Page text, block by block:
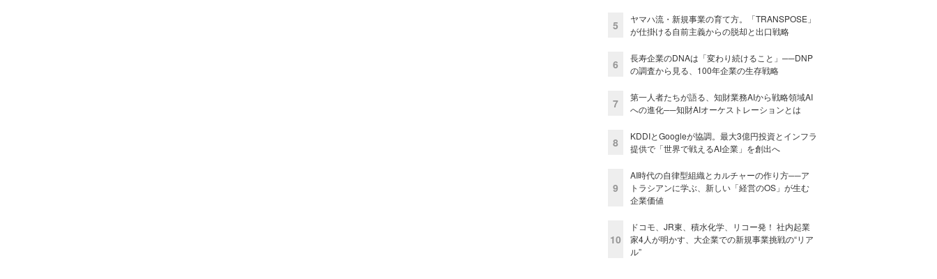
5
ヤマハ流・新規事業の育て方。「TRANSPOSE」
が仕掛ける自前主義からの脱却と出口戦略
6
長寿企業のDNAは「変わり続けること」──DNP
の調査から見る、100年企業の生存戦略
7
第一人者たちが語る、知財業務AIから戦略領域AI
への進化──知財AIオーケストレーションとは
8
KDDIとGoogleが協調。最大3億円投資とインフラ
提供で「世界で戦えるAI企業」を創出へ
9
AI時代の自律型組織とカルチャーの作り方──ア
トラシアンに学ぶ、新しい「経営のOS」が生む
企業価値
10
ドコモ、JR東、積水化学、リコー発！ 社内起業
家4人が明かす、大企業での新規事業挑戦の“リア
ル”